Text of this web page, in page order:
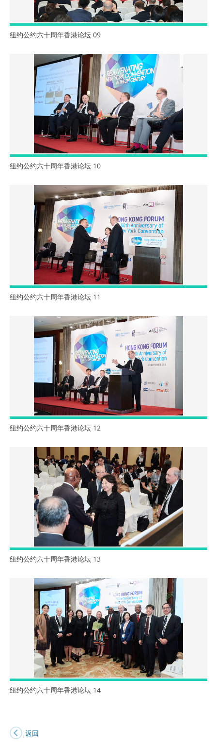
纽约公约六十周年香港论坛 09
纽约公约六十周年香港论坛 10
纽约公约六十周年香港论坛 11
纽约公约六十周年香港论坛 12
纽约公约六十周年香港论坛 13
纽约公约六十周年香港论坛 14
返回